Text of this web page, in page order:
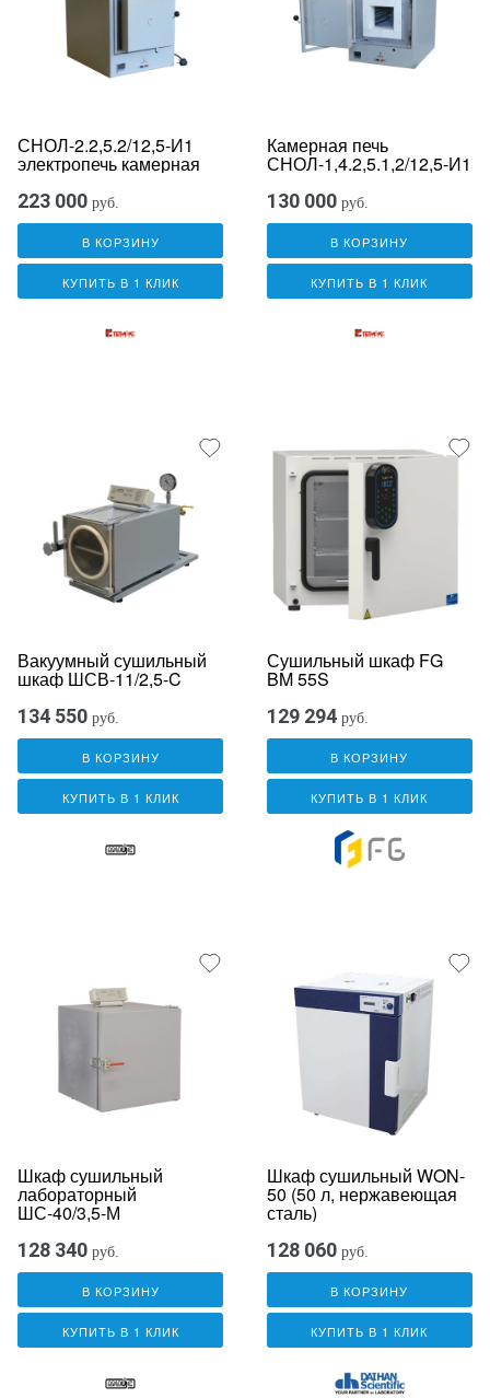
СНОЛ-2.2,5.2/12,5-И1
электропечь камерная
223 000 руб.
В КОРЗИНУ
КУПИТЬ В 1 КЛИК
Камерная печь
СНОЛ-1,4.2,5.1,2/12,5-И1
130 000 руб.
В КОРЗИНУ
КУПИТЬ В 1 КЛИК
Вакуумный сушильный
шкаф ШСВ-11/2,5-C
134 550 руб.
В КОРЗИНУ
КУПИТЬ В 1 КЛИК
Сушильный шкаф FG
BM 55S
129 294 руб.
В КОРЗИНУ
КУПИТЬ В 1 КЛИК
Шкаф сушильный
лабораторный
ШС-40/3,5-М
128 340 руб.
В КОРЗИНУ
КУПИТЬ В 1 КЛИК
Шкаф сушильный WON-
50 (50 л, нержавеющая
сталь)
128 060 руб.
В КОРЗИНУ
КУПИТЬ В 1 КЛИК